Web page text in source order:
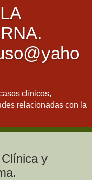
clínicos,
relacionadas con la
y